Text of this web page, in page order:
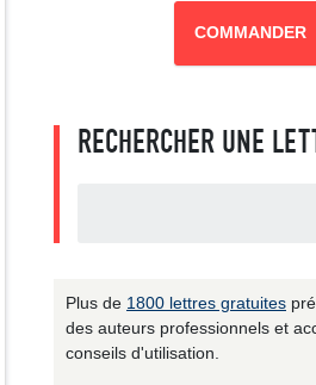
COMMANDER
RECHERCHER UNE
Plus de 1800 lettres gratuites
des auteurs professionnels et
conseils d'utilisation.